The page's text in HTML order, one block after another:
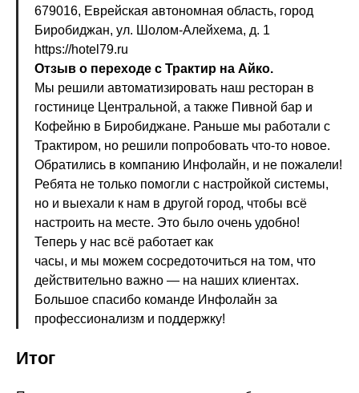
679016, Еврейская автономная область, город
Биробиджан, ул. Шолом-Алейхема, д. 1
https://hotel79.ru
Отзыв о переходе с Трактир на Айко.
Мы решили автоматизировать наш ресторан в
гостинице Центральной, а также Пивной бар и
Кофейню в Биробиджане. Раньше мы работали с
Трактиром, но решили попробовать что-то новое.
Обратились в компанию Инфолайн, и не пожалели!
Ребята не только помогли с настройкой системы,
но и выехали к нам в другой город, чтобы всё
настроить на месте. Это было очень удобно!
Теперь у нас всё работает как
часы, и мы можем сосредоточиться на том, что
действительно важно — на наших клиентах.
Большое спасибо команде Инфолайн за
профессионализм и поддержку!
Итог